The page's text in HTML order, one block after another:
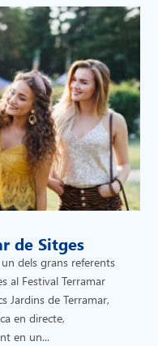
de Sitges
dels grans referents
al Festival Terramar
Jardins de Terramar,
en directe,
en un...